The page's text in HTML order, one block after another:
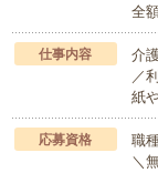
全
仕事内容
介
／
紙
応募資格
職
＼